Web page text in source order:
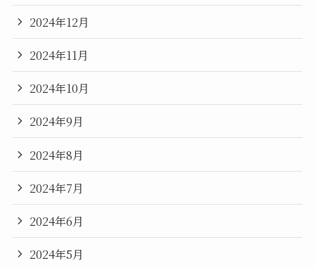
2024年12月
2024年11月
2024年10月
2024年9月
2024年8月
2024年7月
2024年6月
2024年5月